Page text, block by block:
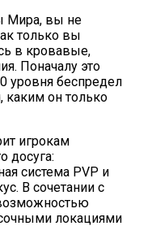
Мира, вы не
только вы
в кровавые,
Поначалу это
уровня беспредел
каким он только
игрокам
досуга:
система PVP и
В сочетании с
локациями